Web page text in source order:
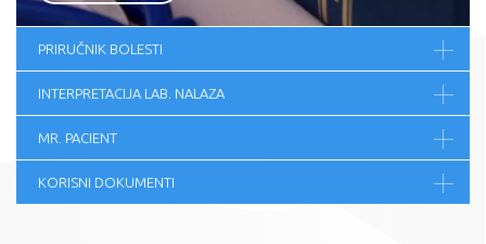
PRIRUČNIK BOLESTI
INTERPRETACIJA LAB. NALAZA
MR. PACIENT
KORISNI DOKUMENTI